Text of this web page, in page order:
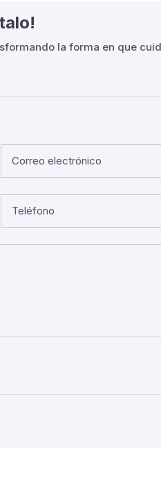
la forma en que
Correo electrónico
Teléfono